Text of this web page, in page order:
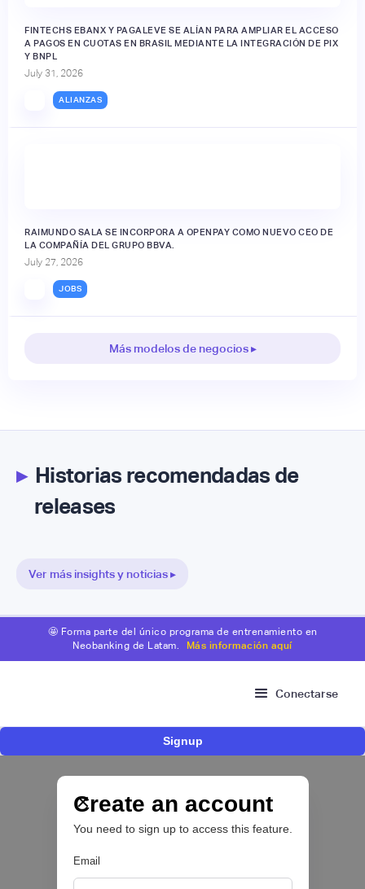
FINTECHS EBANX Y PAGALEVE SE ALÍAN PARA AMPLIAR EL ACCESO
A PAGOS EN CUOTAS EN BRASIL MEDIANTE LA INTEGRACIÓN DE PIX
Y BNPL
July 31, 2026
ALIANZAS
RAIMUNDO SALA SE INCORPORA A OPENPAY COMO NUEVO CEO DE
LA COMPAÑÍA DEL GRUPO BBVA.
July 27, 2026
JOBS
Más modelos de negocios ▸
▸Historias recomendadas de
releases
Ver más insights y noticias ▸
🤩 Forma parte del único programa de entrenamiento en
Neobanking de Latam.
Más información aquí
Conectarse
Signup
Create an account
You need to sign up to access this feature.
Email
IA para automatizar la gestión de tesorería de
las PYMEs
BFM 👔
July 28